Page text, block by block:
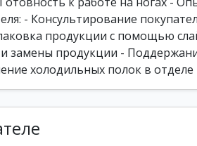
- Консультирование
продукции с помощью
замены продукции -
холодильных полок в отделе